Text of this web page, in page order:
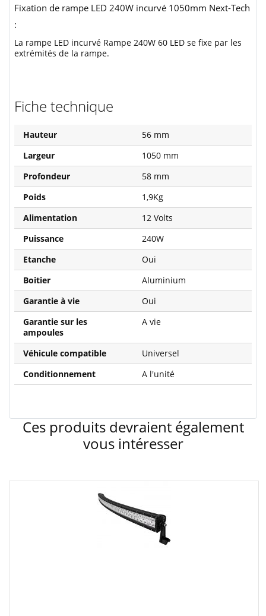
Fixation de rampe LED 240W incurvé 1050mm Next-Tech
:
La rampe LED incurvé Rampe 240W 60 LED se fixe par les
extrémités de la rampe.
Fiche technique
Hauteur
56 mm
Largeur
1050 mm
Profondeur
58 mm
Poids
1,9Kg
Alimentation
12 Volts
Puissance
240W
Etanche
Oui
Boitier
Aluminium
Garantie à vie
Oui
Garantie sur les
ampoules
A vie
Véhicule compatible
Universel
Conditionnement
A l'unité
Ces produits devraient également
vous intéresser